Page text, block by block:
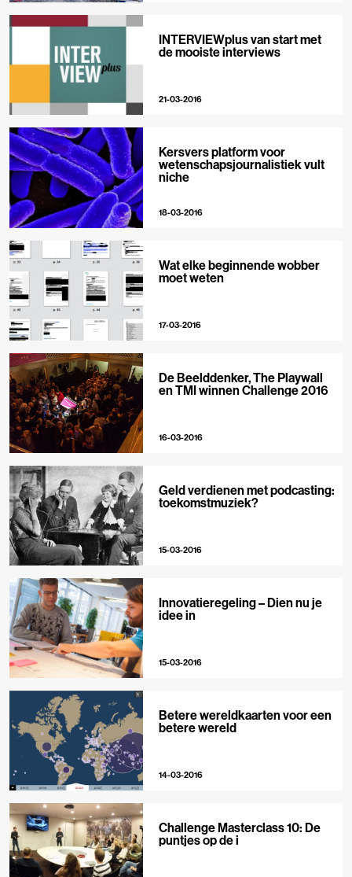
INTERVIEWplus van start met
de mooiste interviews
21-03-2016
Kersvers platform voor
wetenschapsjournalistiek vult
niche
18-03-2016
Wat elke beginnende wobber
moet weten
17-03-2016
De Beelddenker, The Playwall
en TMI winnen Challenge 2016
16-03-2016
Geld verdienen met podcasting:
toekomstmuziek?
15-03-2016
Innovatieregeling – Dien nu je
idee in
15-03-2016
Betere wereldkaarten voor een
betere wereld
14-03-2016
Challenge Masterclass 10: De
puntjes op de i